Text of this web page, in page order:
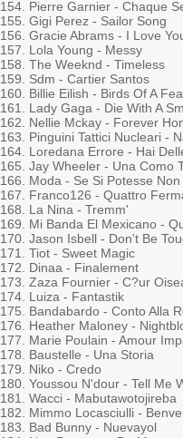
154. Pierre Garnier - Chaque
155. Gigi Perez - Sailor Song
156. Gracie Abrams - I Love
157. Lola Young - Messy
158. The Weeknd - Timeless
159. Sdm - Cartier Santos
160. Billie Eilish - Birds Of A
161. Lady Gaga - Die With A
162. Nellie Mckay - Forever
163. Pinguini Tattici Nucleari -
164. Loredana Errore - Hai
165. Jay Wheeler - Una Como
166. Moda - Se Si Potesse
167. Franco126 - Quattro
168. La Nina - Tremm'
169. Mi Banda El Mexicano -
170. Jason Isbell - Don't Be
171. Tiot - Sweet Magic
172. Dinaa - Finalement
173. Zaza Fournier - C?ur
174. Luiza - Fantastik
175. Bandabardo - Conto Alla
176. Heather Maloney -
177. Marie Poulain - Amour
178. Baustelle - Una Storia
179. Niko - Credo
180. Youssou N'dour - Tell Me
181. Wacci - Mabutawotojireba
182. Mimmo Locasciulli -
183. Bad Bunny - Nuevayol